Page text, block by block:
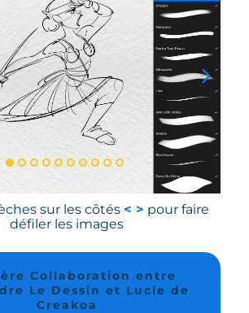
Collaboration entre
Le Dessin et Lucie de
Creakoa
sur les côtés < > pour faire
défiler les images